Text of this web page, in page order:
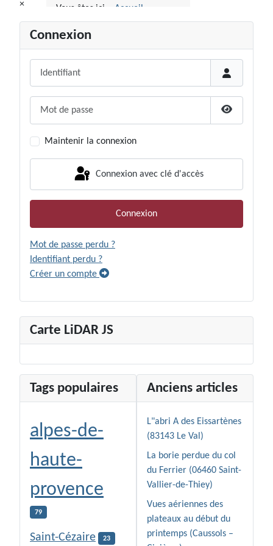
×
Connexion
Afficher le
Maintenir la connexion
Connexion avec clé d'accès
Connexion
Mot de passe perdu ?
Identifiant perdu ?
Créer un compte
Carte LiDAR JS
Tags populaires
alpes-de-
haute-
provence
79
Saint-Cézaire 23
Anciens articles
L"abri A des Eissartènes
(83143 Le Val)
La borie perdue du col
du Ferrier (06460 Saint-
Vallier-de-Thiey)
Vues aériennes des
plateaux au début du
printemps (Caussols –